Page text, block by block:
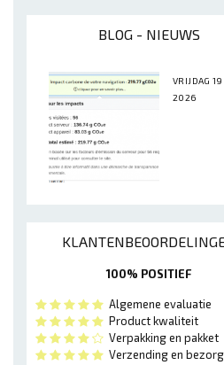
BLOG - NIEUWS
VRIJDAG
2026
100% POSITIEF
Algemene evaluatie
Product kwaliteit
Verpakking en pakket
Verzending en